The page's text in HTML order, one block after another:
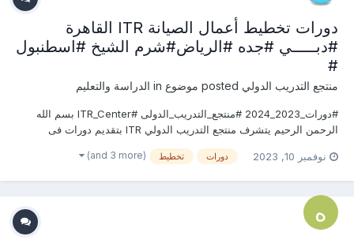
دورات تخطيط أعمال الصيانة ITR القاهرة
#دبـــــي #جده #الرياض#شرم الشيخ #اسطنبول
#
منتجع التدريب الدولي الدراسة والتعليم
#دورات_2023_2024 #منتجع_التدريب_الدولى #ITR_Center بسم الله
الرحمن الرحيم يتشرف منتجع التدريب الدولي ITR بتقديم دورات فى
يمكنكم التسجيل او الاستفسارعلى الدورة الان ............................
نوفمبر 10, 2023 دورات تخطيط (and 3 more)